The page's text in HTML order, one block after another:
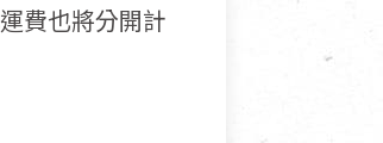
費也將分開計